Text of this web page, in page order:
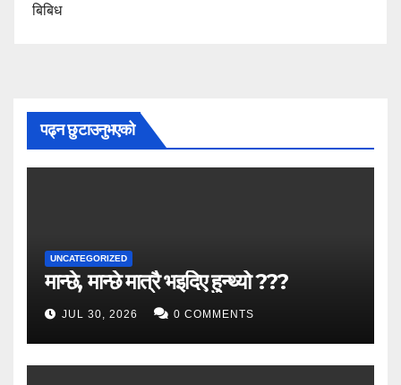
बिबिध
पढ्न छुटाउनुभएको
UNCATEGORIZED
मान्छे, मान्छे मात्रै भइदिए हुन्थ्यो ???
JUL 30, 2026 0 COMMENTS